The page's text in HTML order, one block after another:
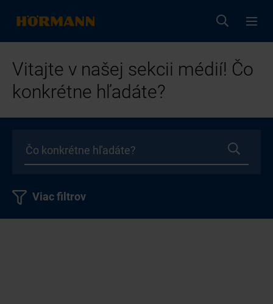
Vitajte v našej sekcii médií! Čo
konkrétne hľadáte?
Viac filtrov